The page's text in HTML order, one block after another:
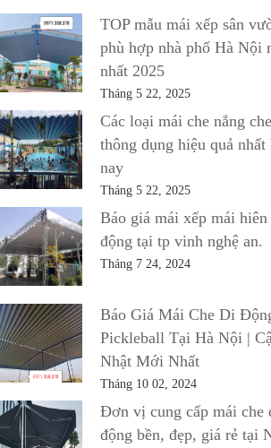
TOP mẫu mái xếp sân
phù hợp nhà phố Hà Nội
nhất 2025
Tháng 5 22, 2025
Các loại mái che nắng
thông dụng hiệu quả nhất
nay
Tháng 5 22, 2025
Báo giá mái xếp mái
động tại tp vinh nghệ an.
Tháng 7 24, 2024
Báo Giá Mái Che Di
Pickleball Tại Hà Nội |
Nhật Mới Nhất
Tháng 10 02, 2024
Đơn vị cung cấp mái che
động bền, đẹp, giá rẻ tại